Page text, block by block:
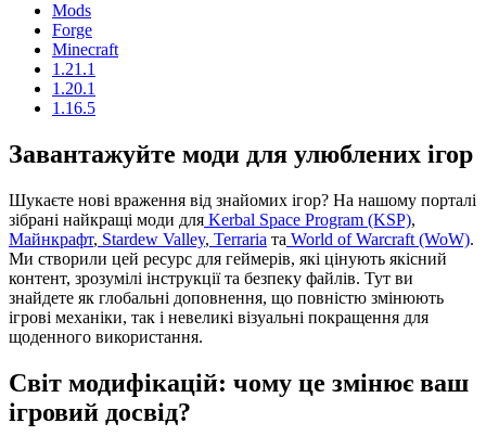
Mods
Forge
Minecraft
1.21.1
1.20.1
1.16.5
Завантажуйте моди для улюблених ігор
Шукаєте нові враження від знайомих ігор? На нашому порталі
зібрані найкращі моди для Kerbal Space Program (KSP),
Майнкрафт, Stardew Valley, Terraria та World of Warcraft (WoW).
Ми створили цей ресурс для геймерів, які цінують якісний
контент, зрозумілі інструкції та безпеку файлів. Тут ви
знайдете як глобальні доповнення, що повністю змінюють
ігрові механіки, так і невеликі візуальні покращення для
щоденного використання.
Світ модифікацій: чому це змінює ваш
ігровий досвід?